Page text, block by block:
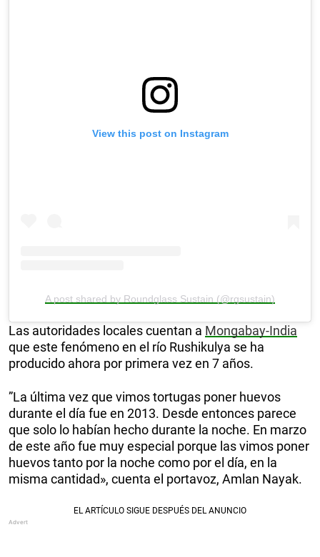
View this post on Instagram
A post shared by Roundglass Sustain (@rgsustain)
Las autoridades locales cuentan a Mongabay-India
que este fenómeno en el río Rushikulya se ha
producido ahora por primera vez en 7 años.
”La última vez que vimos tortugas poner huevos
durante el día fue en 2013. Desde entonces parece
que solo lo habían hecho durante la noche. En marzo
de este año fue muy especial porque las vimos poner
huevos tanto por la noche como por el día, en la
misma cantidad», cuenta el portavoz, Amlan Nayak.